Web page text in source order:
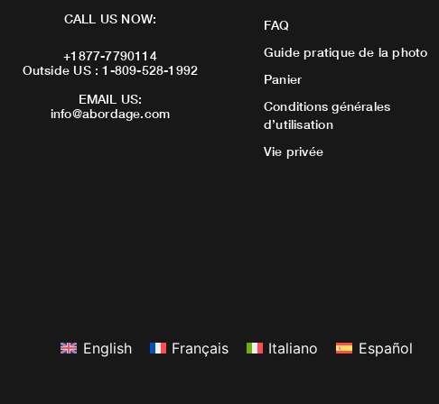
CALL US NOW:
+1877-7790114
Outside US : 1-809-528-1992
EMAIL US:
info@abordage.com
FAQ
Guide pratique de la photo
Panier
Conditions générales
d’utilisation
Vie privée
English Français Italiano Español